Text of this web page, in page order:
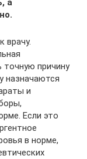
а
врачу.
точную причину
назначаются
и
Если это
в норме,